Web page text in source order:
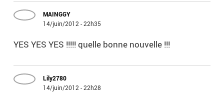
MAINGGY
14/juin/2012 - 22h35
YES YES YES !!!!! quelle bonne nouvelle !!!
Lily2780
14/juin/2012 - 22h28